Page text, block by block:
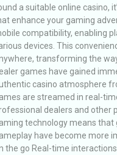
a suitable online casino,
enhance your gaming
compatibility, enabling
devices. This
transforming the
games have gained
casino atmosphere
are streamed in real-
dealers and other
technology means that
have become more
the go Real-time